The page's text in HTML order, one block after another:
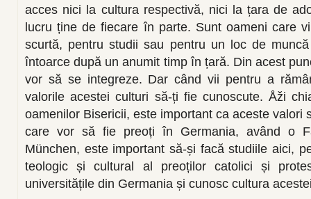
acces nici la cultura respectivă, nici la țara de
lucru ține de fiecare în parte. Sunt oameni care
scurtă, pentru studii sau pentru un loc de
întoarce după un anumit timp în țară. Din acest
vor să se integreze. Dar când vii pentru a
valorile acestei culturi să-ți fie cunoscute. Åži
oamenilor Bisericii, este important ca aceste valori
care vor să fie preoți în Germania, având o
München, este important să-și facă studiile aici,
teologic și cultural al preoților catolici și
universitățile din Germania și cunosc cultura